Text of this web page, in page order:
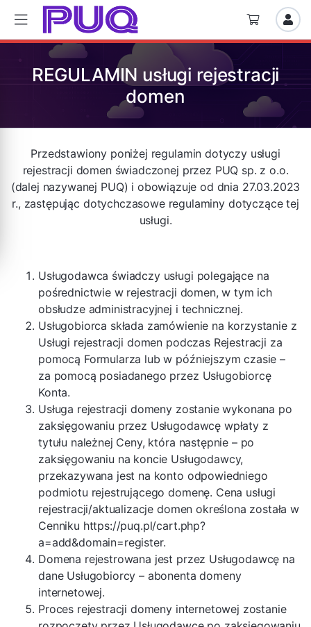
REGULAMIN usługi rejestracji
domen
Przedstawiony poniżej regulamin dotyczy usługi
rejestracji domen świadczonej przez PUQ sp. z o.o.
(dalej nazywanej PUQ) i obowiązuje od dnia 27.03.2023
r., zastępując dotychczasowe regulaminy dotyczące tej
usługi.
Usługodawca świadczy usługi polegające na
pośrednictwie w rejestracji domen, w tym ich
obsłudze administracyjnej i technicznej.
Usługobiorca składa zamówienie na korzystanie z
Usługi rejestracji domen podczas Rejestracji za
pomocą Formularza lub w późniejszym czasie –
za pomocą posiadanego przez Usługobiorcę
Konta.
Usługa rejestracji domeny zostanie wykonana po
zaksięgowaniu przez Usługodawcę wpłaty z
tytułu należnej Ceny, która następnie – po
zaksięgowaniu na koncie Usługodawcy,
przekazywana jest na konto odpowiedniego
podmiotu rejestrującego domenę. Cena usługi
rejestracji/aktualizacje domen określona została w
Cenniku https://puq.pl/cart.php?
a=add&domain=register.
Domena rejestrowana jest przez Usługodawcę na
dane Usługobiorcy – abonenta domeny
internetowej.
Proces rejestracji domeny internetowej zostanie